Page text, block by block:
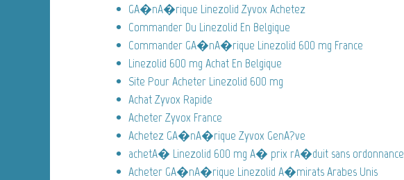
GA�nA�rique Linezolid Zyvox Achetez
Commander Du Linezolid En Belgique
Commander GA�nA�rique Linezolid 600 mg France
Linezolid 600 mg Achat En Belgique
Site Pour Acheter Linezolid 600 mg
Achat Zyvox Rapide
Acheter Zyvox France
Achetez GA�nA�rique Zyvox GenA?ve
achetA� Linezolid 600 mg A� prix rA�duit sans ordonnance
Acheter GA�nA�rique Linezolid A�mirats Arabes Unis